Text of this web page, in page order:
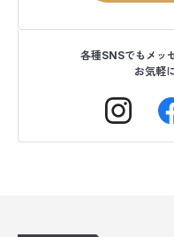
各種SNSでもメッ
お気軽